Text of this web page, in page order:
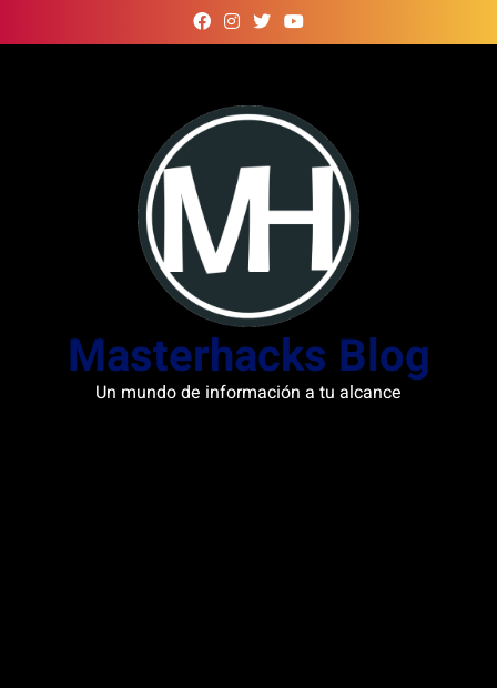
to
Masterhacks Blog
Un mundo de información a tu alcance